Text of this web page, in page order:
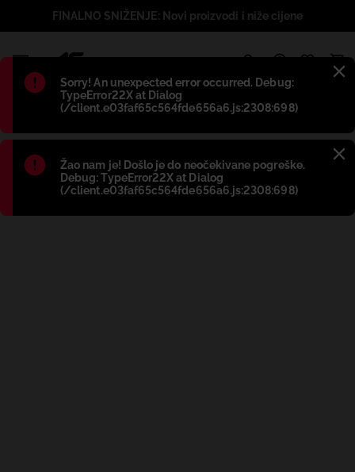
Błąd:
Sorry! An unexpected error occurred. Debug:
TypeError22X at Dialog
(/client.e03faf65c564fde656a6.js:2308:698)
Błąd:
Žao nam je! Došlo je do neočekivane pogreške.
Debug: TypeError22X at Dialog
(/client.e03faf65c564fde656a6.js:2308:698)
FINALNO SNIŽENJE: Novi proizvodi i niže cijene